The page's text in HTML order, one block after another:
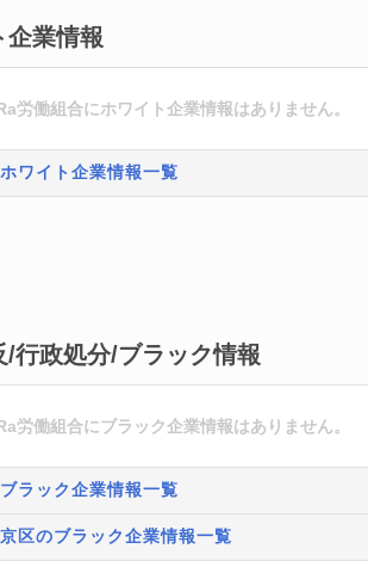
企業情報
労働組合にホワイト企業情報はありません。
ワイト企業情報一覧
/行政処分/ブラック情報
労働組合にブラック企業情報はありません。
ラック企業情報一覧
区のブラック企業情報一覧